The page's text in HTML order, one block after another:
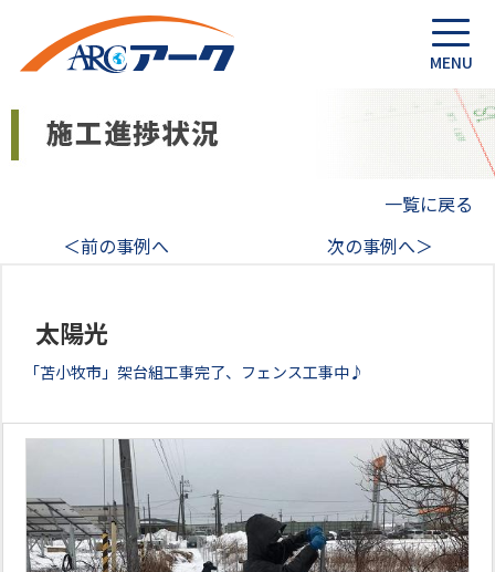
一覧に戻る
＜前の事例へ
次の事例へ＞
太陽光
「苫小牧市」架台組工事完了、フェンス工事中♪